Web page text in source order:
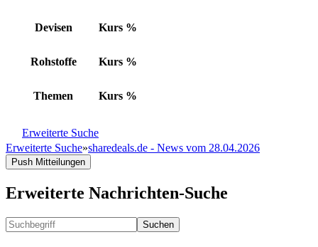
Devisen Kurs %
Rohstoffe Kurs %
Themen Kurs %
Erweiterte Suche
Erweiterte Suche»sharedeals.de - News vom 28.04.2026
Push Mitteilungen
Erweiterte Nachrichten-Suche
Suchen